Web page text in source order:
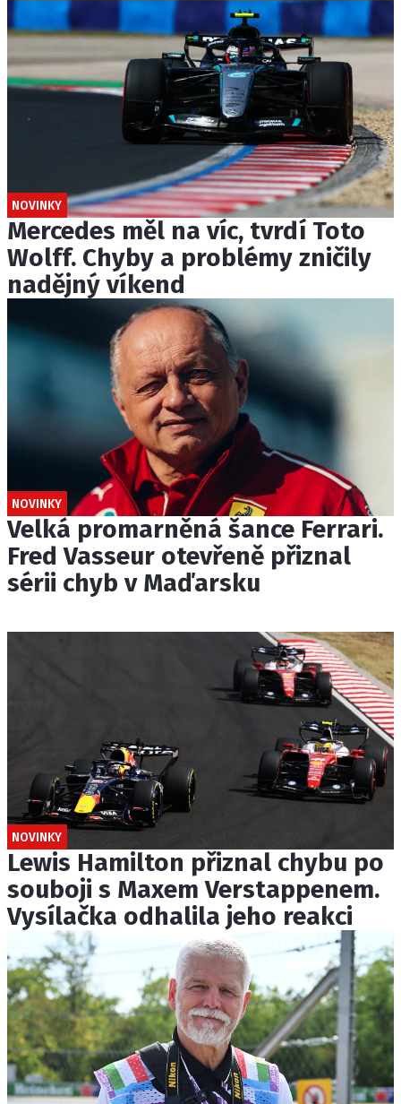
NOVINKY
Mercedes měl na víc, tvrdí Toto
Wolff. Chyby a problémy zničily
nadějný víkend
NOVINKY
Velká promarněná šance Ferrari.
Fred Vasseur otevřeně přiznal
sérii chyb v Maďarsku
NOVINKY
Lewis Hamilton přiznal chybu po
souboji s Maxem Verstappenem.
Vysílačka odhalila jeho reakci